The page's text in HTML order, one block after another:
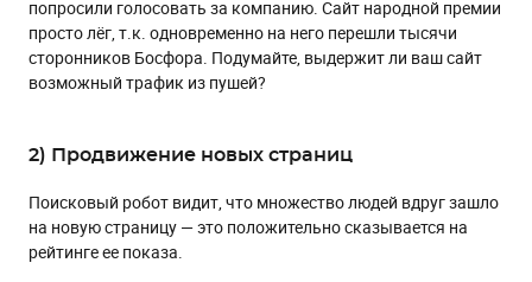
попросили голосовать за компанию. Сайт народной премии
просто лёг, т.к. одновременно на него перешли тысячи
сторонников Босфора. Подумайте, выдержит ли ваш сайт
возможный трафик из пушей?
2) Продвижение новых страниц
Поисковый робот видит, что множество людей вдруг зашло
на новую страницу — это положительно сказывается на
рейтинге ее показа.